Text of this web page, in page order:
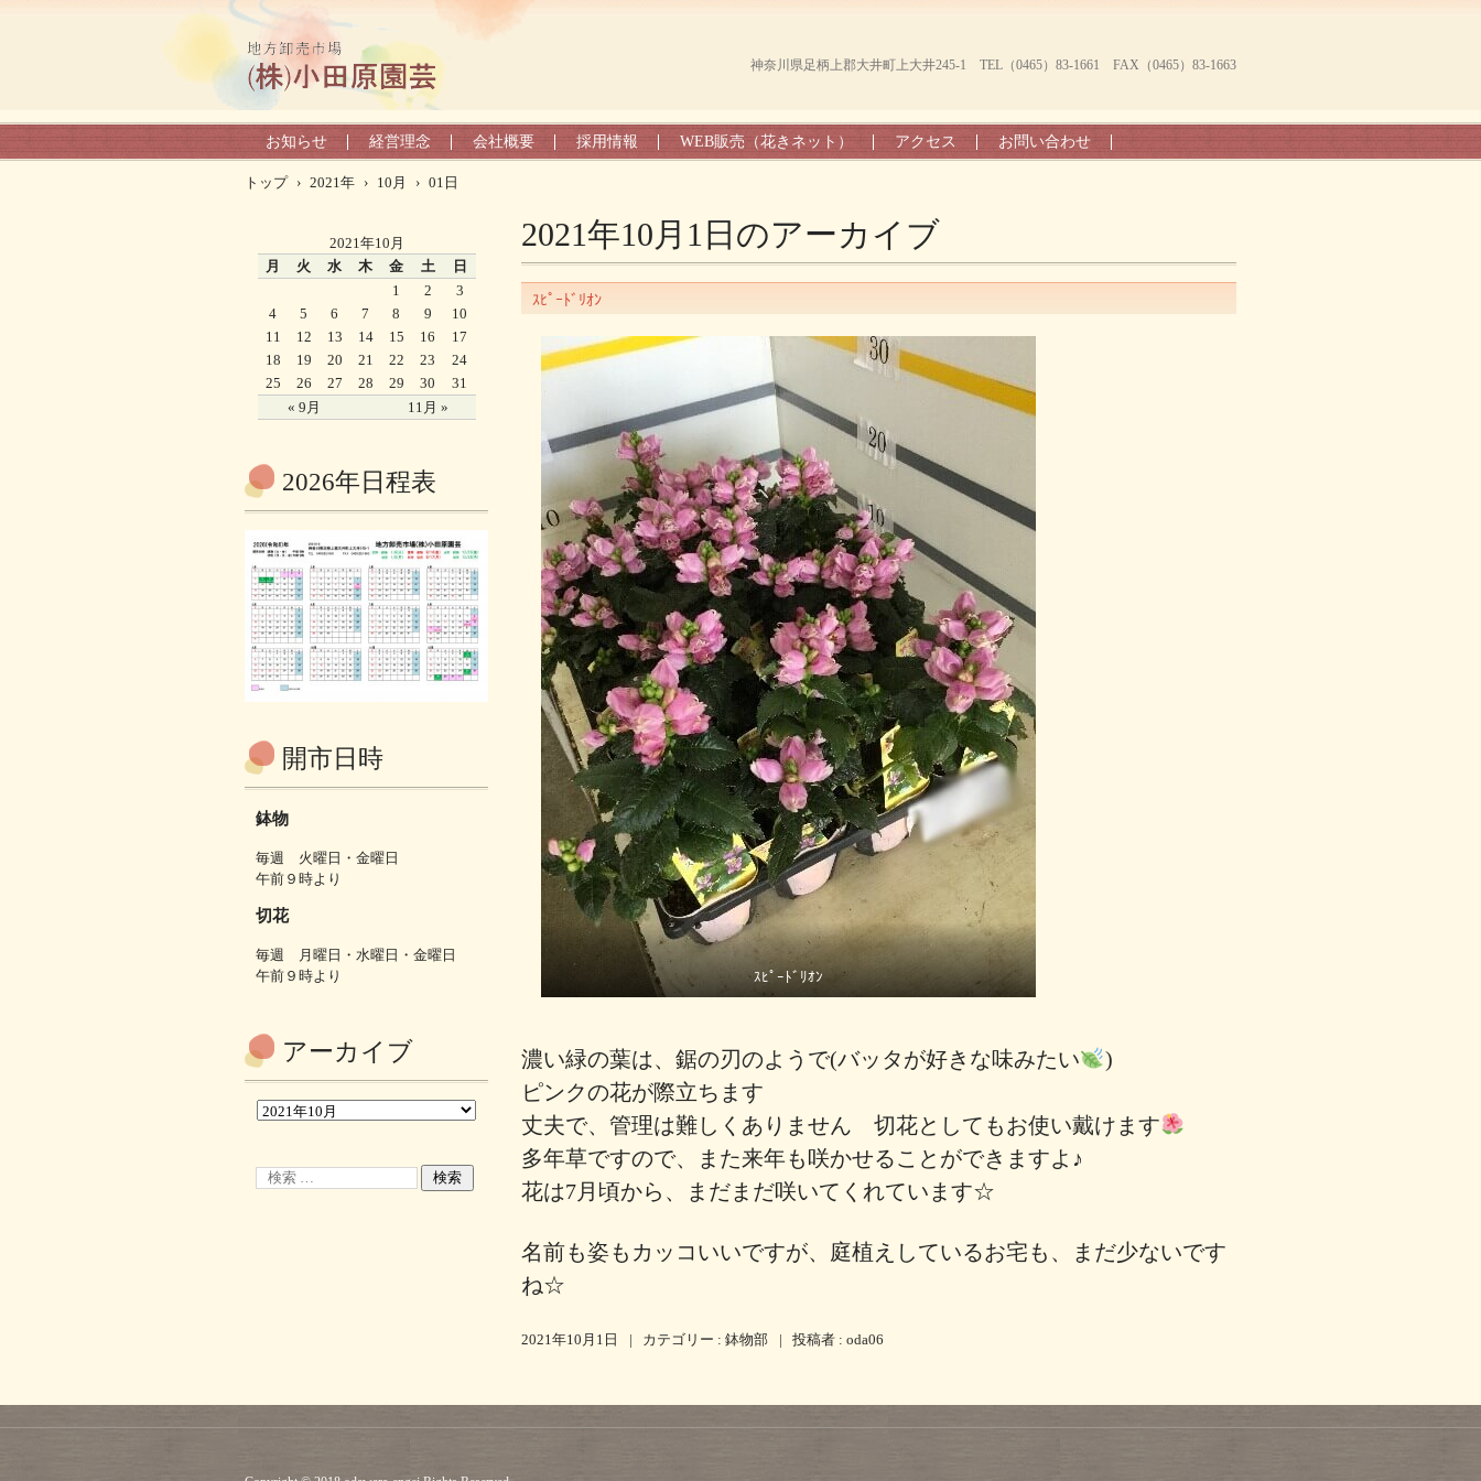
神奈川県足柄上郡大井町上大井245-1 TEL（0465）83-1661 FAX（0465）83-1663
お知らせ 経営理念 会社概要 採用情報 WEB販売（花きネット） アクセス お問い合わせ
トップ › 2021年 › 10月 › 01日
2021年10月1日 のアーカイブ
ｽﾋﾟｰﾄﾞﾘｵﾝ
ｽﾋﾟｰﾄﾞﾘｵﾝ
濃い緑の葉は、鋸の刃のようで(バッタが好きな味みたい
)
ピンクの花が際立ちます
丈夫で、管理は難しくありません 切花としてもお使い戴けます
多年草ですので、また来年も咲かせることができますよ♪
花は7月頃から、まだまだ咲いてくれています☆
名前も姿もカッコいいですが、庭植えしているお宅も、まだ少ないです
ね☆
2021年10月1日 | カテゴリー : 鉢物部 | 投稿者 : oda06
2021年10月
月
火 水 木 金 土 日
« 9月 11月 »
1 2
3
4
5 6 7 8 9
10
11
12 13 14 15 16
17
18
19 20 21 22 23
24
25
26 27 28 29 30 31
2026年日程表
開市日時
鉢物
毎週 火曜日・金曜日
午前９時より
切花
毎週 月曜日・水曜日・金曜日
午前９時より
アーカイブ